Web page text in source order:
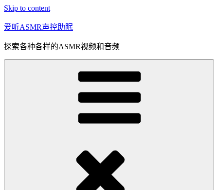
Skip to content
爱听ASMR声控助眠
探索各种各样的ASMR视频和音频